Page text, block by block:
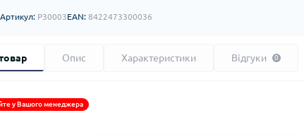
Артикул: P30003EAN: 8422473300036
Опис Характеристики Відгуки 0
у Вашого менеджера